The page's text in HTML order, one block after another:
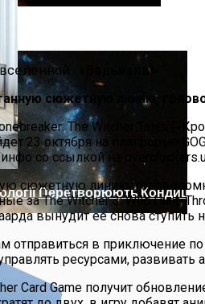
Вызванную Глобальным
Перетворюють
сюжетную линию,
The Witcher Tales
23 октября на платформе
со ссылкой на
сюжетную линию,
за The Witcher 3: Wild Hunt.
вынудит ее снова ступить
отправиться в приключение
ресурсами,
Card Game получит